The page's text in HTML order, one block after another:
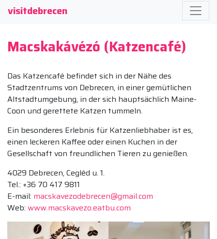
visitdebrecen
Macskakávézó (Katzencafé)
Das Katzencafé befindet sich in der Nähe des
Stadtzentrums von Debrecen, in einer gemütlichen
Altstadtumgebung, in der sich hauptsächlich Maine-
Coon und gerettete Katzen tummeln.
Ein besonderes Erlebnis für Katzenliebhaber ist es,
einen leckeren Kaffee oder einen Kuchen in der
Gesellschaft von freundlichen Tieren zu genießen.
4029 Debrecen, Cegléd u. 1.
Tel.: +36 70 417 9811
E-mail: macskavezodebrecen@gmail.com
Web: www.macskavezo.eatbu.com